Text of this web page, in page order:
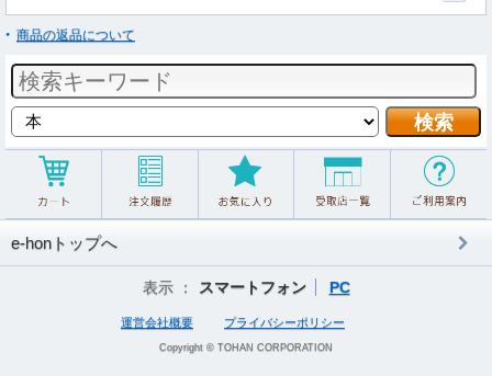
商品の返品について
e-honトップへ
表示 ： スマートフォン PC
運営会社概要 プライバシーポリシー
Copyright © TOHAN CORPORATION